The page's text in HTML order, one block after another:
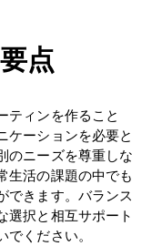
点
ティンを作ること
ケーションを必要と
のニーズを尊重しな
生活の課題の中でも
できます。バランス
選択と相互サポート
ください。